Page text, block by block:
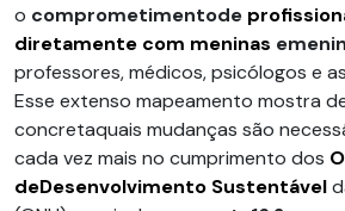
o comprometimentode
diretamente com meninas
professores, médicos, psicólogos e
Esse extenso mapeamento mostra
concretaquais mudanças são
cada vez mais no cumprimento dos
deDesenvolvimento Sustentável